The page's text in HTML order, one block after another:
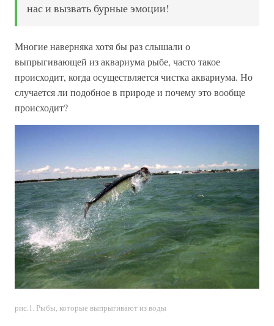
нас и вызвать бурные эмоции!
Многие наверняка хотя бы раз слышали о
выпрыгивающей из аквариума рыбе, часто такое
происходит, когда осуществляется чистка аквариума. Но
случается ли подобное в природе и почему это вообще
происходит?
рис.1. Рыбы, которые выпрыгивают из воды